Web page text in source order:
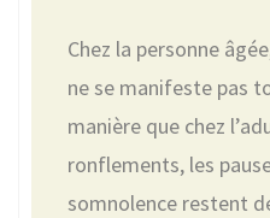
Chez la personne
ne se manifeste pas
manière que chez
ronflements, les
somnolence restent